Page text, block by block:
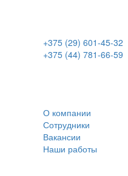
+375 (29) 601-45-32
+375 (44) 781-66-59
О компании
Сотрудники
Вакансии
Наши работы